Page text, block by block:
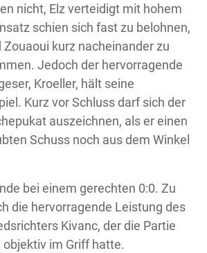
nicht, Elz verteidigt mit hohem
schien sich fast zu belohnen,
Zouaoui kurz nacheinander zu
Jedoch der hervorragende
Kroeller, hält seine
Kurz vor Schluss darf sich der
auszeichnen, als er einen
Schuss noch aus dem Winkel
bei einem gerechten 0:0. Zu
die hervorragende Leistung des
Kivanc, der die Partie
im Griff hatte.